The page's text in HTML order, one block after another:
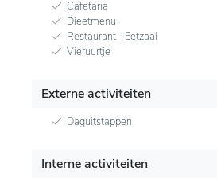
Cafetaria
Dieetmenu
Restaurant - Eetzaal
Vieruurtje
Externe activiteiten
Daguitstappen
Interne activiteiten